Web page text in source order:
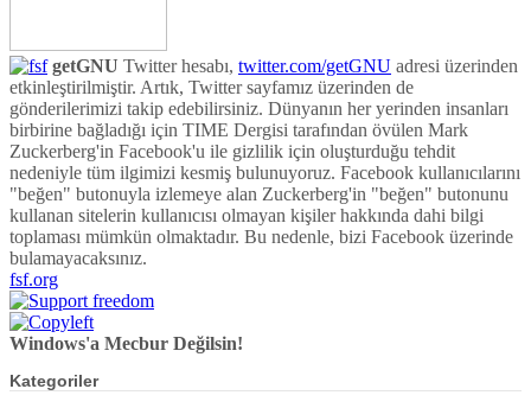
getGNU Twitter hesabı, twitter.com/getGNU adresi üzerinden
etkinleştirilmiştir. Artık, Twitter sayfamız üzerinden de
gönderilerimizi takip edebilirsiniz. Dünyanın her yerinden insanları
birbirine bağladığı için TIME Dergisi tarafından övülen Mark
Zuckerberg'in Facebook'u ile gizlilik için oluşturduğu tehdit
nedeniyle tüm ilgimizi kesmiş bulunuyoruz. Facebook kullanıcılarını
"beğen" butonuyla izlemeye alan Zuckerberg'in "beğen" butonunu
kullanan sitelerin kullanıcısı olmayan kişiler hakkında dahi bilgi
toplaması mümkün olmaktadır. Bu nedenle, bizi Facebook üzerinde
bulamayacaksınız.
fsf.org
Windows'a Mecbur Değilsin!
Kategoriler